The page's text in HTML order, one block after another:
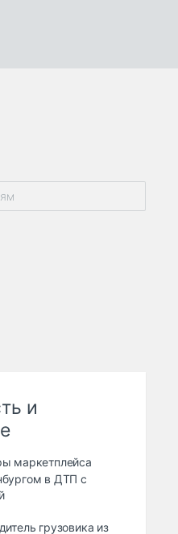
и
маркетплейса
в ДТП с
грузовика из